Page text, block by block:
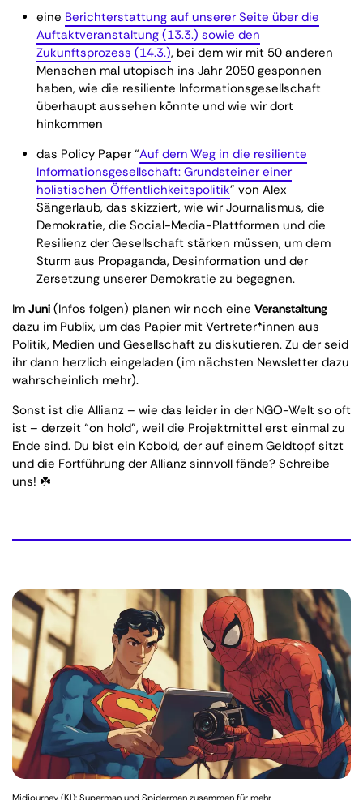
eine Berichterstattung auf unserer Seite über die
Auftaktveranstaltung (13.3.) sowie den
Zukunftsprozess (14.3.), bei dem wir mit 50 anderen
Menschen mal utopisch ins Jahr 2050 gesponnen
haben, wie die resiliente Informationsgesellschaft
überhaupt aussehen könnte und wie wir dort
hinkommen
das Policy Paper “Auf dem Weg in die resiliente
Informationsgesellschaft: Grundsteiner einer
holistischen Öffentlichkeitspolitik” von Alex
Sängerlaub, das skizziert, wie wir Journalismus, die
Demokratie, die Social-Media-Plattformen und die
Resilienz der Gesellschaft stärken müssen, um dem
Sturm aus Propaganda, Desinformation und der
Zersetzung unserer Demokratie zu begegnen.
Im Juni (Infos folgen) planen wir noch eine Veranstaltung
dazu im Publix, um das Papier mit Vertreter*innen aus
Politik, Medien und Gesellschaft zu diskutieren. Zu der seid
ihr dann herzlich eingeladen (im nächsten Newsletter dazu
wahrscheinlich mehr).
Sonst ist die Allianz – wie das leider in der NGO-Welt so oft
ist – derzeit “on hold”, weil die Projektmittel erst einmal zu
Ende sind. Du bist ein Kobold, der auf einem Geldtopf sitzt
und die Fortführung der Allianz sinnvoll fände? Schreibe
uns! ☘️